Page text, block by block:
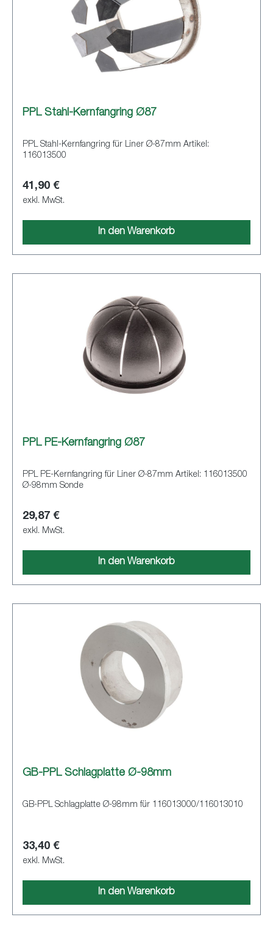
PPL Stahl-Kernfangring Ø87
PPL Stahl-Kernfangring für Liner Ø-87mm Artikel:
116013500
41,90 €
exkl. MwSt.
In den Warenkorb
PPL PE-Kernfangring Ø87
PPL PE-Kernfangring für Liner Ø-87mm Artikel: 116013500
Ø-98mm Sonde
29,87 €
exkl. MwSt.
In den Warenkorb
GB-PPL Schlagplatte Ø-98mm
GB-PPL Schlagplatte Ø-98mm für 116013000/116013010
33,40 €
exkl. MwSt.
In den Warenkorb